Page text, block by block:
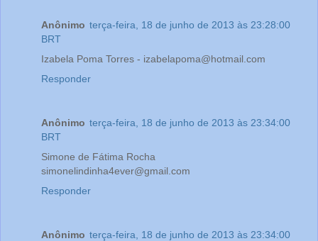
Anônimo terça-feira, 18 de junho de 2013 às 23:28:00
BRT
Izabela Poma Torres - izabelapoma@hotmail.com
Responder
Anônimo terça-feira, 18 de junho de 2013 às 23:34:00
BRT
Simone de Fátima Rocha
simonelindinha4ever@gmail.com
Responder
Anônimo terça-feira, 18 de junho de 2013 às 23:34:00